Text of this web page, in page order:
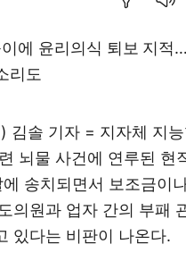
에 윤리의식 퇴보 지적
리도
김솔 기자 = 지자체 지
뇌물 사건에 연루된 현
송치되면서 보조금이
의원과 업자 간의 부패
있다는 비판이 나온다.